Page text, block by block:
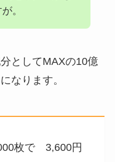
。
としてMAXの10億
なります。
枚で 3,600円